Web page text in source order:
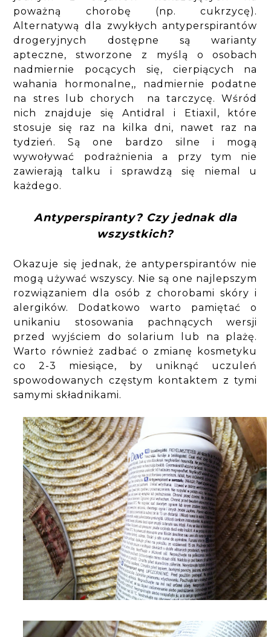
poważną chorobę (np. cukrzycę).
Alternatywą dla zwykłych antyperspirantów
drogeryjnych dostępne są warianty
apteczne, stworzone z myślą o osobach
nadmiernie pocących się, cierpiących na
wahania hormonalne,, nadmiernie podatne
na stres lub chorych na tarczycę. Wśród
nich znajduje się Antidral i Etiaxil, które
stosuje się raz na kilka dni, nawet raz na
tydzień. Są one bardzo silne i mogą
wywoływać podrażnienia a przy tym nie
zawierają talku i sprawdzą się niemal u
każdego.
Antyperspiranty? Czy jednak dla
wszystkich?
Okazuje się jednak, że antyperspirantów nie
mogą używać wszyscy. Nie są one najlepszym
rozwiązaniem dla osób z chorobami skóry i
alergików. Dodatkowo warto pamiętać o
unikaniu stosowania pachnących wersji
przed wyjściem do solarium lub na plażę.
Warto również zadbać o zmianę kosmetyku
co 2-3 miesiące, by uniknąć uczuleń
spowodowanych częstym kontaktem z tymi
samymi składnikami.